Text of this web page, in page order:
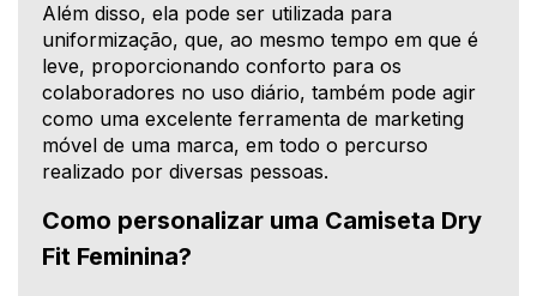
Além disso, ela pode ser utilizada para
uniformização, que, ao mesmo tempo em que é
leve, proporcionando conforto para os
colaboradores no uso diário, também pode agir
como uma excelente ferramenta de marketing
móvel de uma marca, em todo o percurso
realizado por diversas pessoas.
Como personalizar uma Camiseta Dry
Fit Feminina?